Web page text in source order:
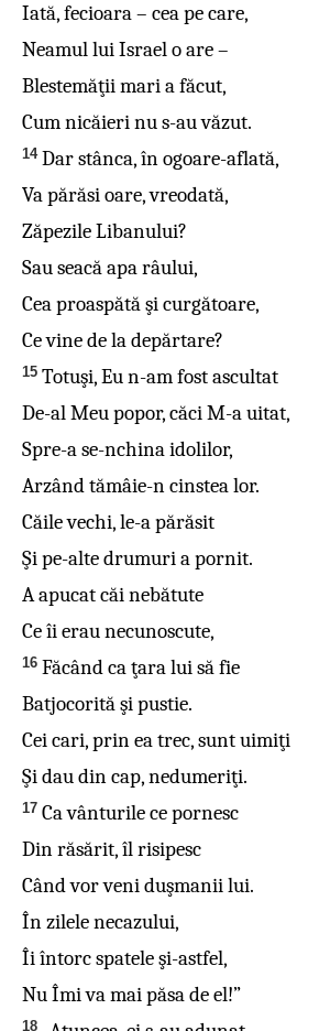
Iată, fecioara – cea pe care,
Neamul lui Israel o are –
Blestemăţii mari a făcut,
Cum nicăieri nu s-au văzut.
14 Dar stânca, în ogoare-aflată,
Va părăsi oare, vreodată,
Zăpezile Libanului?
Sau seacă apa râului,
Cea proaspătă şi curgătoare,
Ce vine de la depărtare?
15 Totuşi, Eu n-am fost ascultat
De-al Meu popor, căci M-a uitat,
Spre-a se-nchina idolilor,
Arzând tămâie-n cinstea lor.
Căile vechi, le-a părăsit
Şi pe-alte drumuri a pornit.
A apucat căi nebătute
Ce îi erau necunoscute,
16 Făcând ca ţara lui să fie
Batjocorită şi pustie.
Cei cari, prin ea trec, sunt uimiţi
Şi dau din cap, nedumeriţi.
17 Ca vânturile ce pornesc
Din răsărit, îl risipesc
Când vor veni duşmanii lui.
În zilele necazului,
Îi întorc spatele şi-astfel,
Nu Îmi va mai păsa de el!”
18